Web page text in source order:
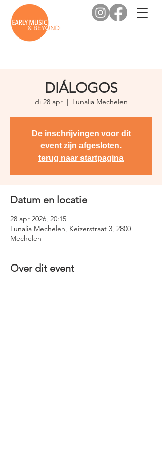
DIÁLOGOS
di 28 apr
  |
Lunalia Mechelen
De inschrijvingen voor dit
event zijn afgesloten.
terug naar startpagina
Datum en locatie
28 apr 2026, 20:15
Lunalia Mechelen, Keizerstraat 3, 2800
Mechelen
Over dit event